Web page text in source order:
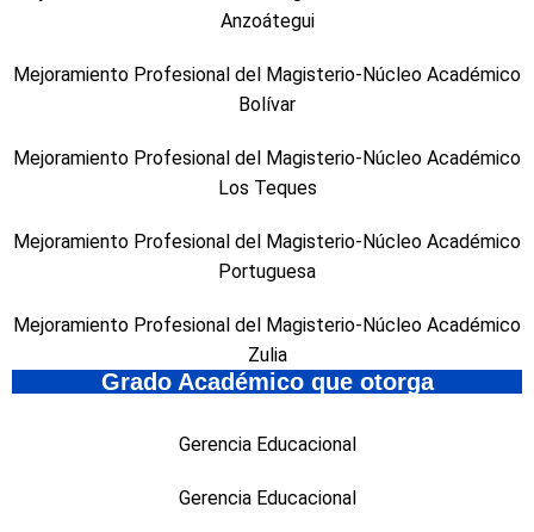
Anzoátegui
Mejoramiento Profesional del Magisterio-Núcleo Académico
Bolívar
Mejoramiento Profesional del Magisterio-Núcleo Académico
Los Teques
Mejoramiento Profesional del Magisterio-Núcleo Académico
Portuguesa
Mejoramiento Profesional del Magisterio-Núcleo Académico
Zulia
Grado Académico que otorga
Gerencia Educacional
Gerencia Educacional